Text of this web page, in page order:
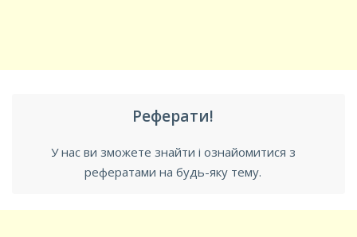
Реферати!
У нас ви зможете знайти і ознайомитися з
рефератами на будь-яку тему.